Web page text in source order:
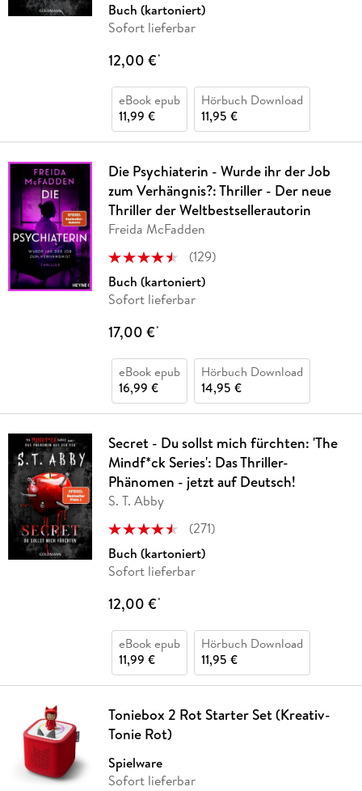
Buch (kartoniert)
Sofort lieferbar
12,00 €*
eBook epub
11,99 €
Hörbuch Download
11,95 €
Die Psychiaterin - Wurde ihr der Job
zum Verhängnis?: Thriller - Der neue
Thriller der Weltbestsellerautorin
Freida McFadden
(129)
Buch (kartoniert)
Sofort lieferbar
17,00 €*
eBook epub
16,99 €
Hörbuch Download
14,95 €
Secret - Du sollst mich fürchten: 'The
Mindf*ck Series': Das Thriller-
Phänomen - jetzt auf Deutsch!
S. T. Abby
(271)
Buch (kartoniert)
Sofort lieferbar
12,00 €*
eBook epub
11,99 €
Hörbuch Download
11,95 €
Toniebox 2 Rot Starter Set (Kreativ-
Tonie Rot)
Spielware
Sofort lieferbar